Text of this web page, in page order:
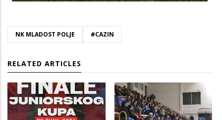
NK MLADOST POLJE #CAZIN
RELATED ARTICLES